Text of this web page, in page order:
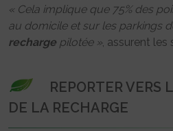
« Cela implique que 75% des
au domicile et sur les parkings
recharge pilotée » , assurent
REPORTER VERS
DE LA RECHARGE